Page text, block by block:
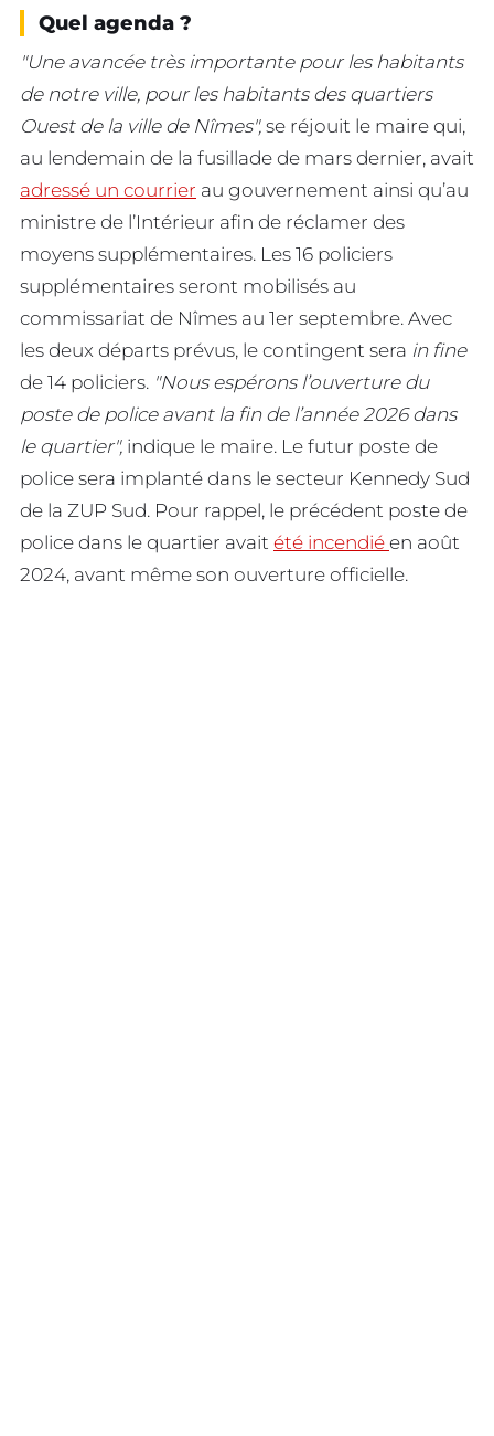
Quel agenda ?
"Une avancée très importante pour les habitants
de notre ville, pour les habitants des quartiers
Ouest de la ville de Nîmes", se réjouit le maire qui,
au lendemain de la fusillade de mars dernier, avait
adressé un courrier au gouvernement ainsi qu’au
ministre de l’Intérieur afin de réclamer des
moyens supplémentaires. Les 16 policiers
supplémentaires seront mobilisés au
commissariat de Nîmes au 1er septembre. Avec
les deux départs prévus, le contingent sera in fine
de 14 policiers. "Nous espérons l’ouverture du
poste de police avant la fin de l’année 2026 dans
le quartier", indique le maire. Le futur poste de
police sera implanté dans le secteur Kennedy Sud
de la ZUP Sud. Pour rappel, le précédent poste de
police dans le quartier avait été incendié en août
2024, avant même son ouverture officielle.